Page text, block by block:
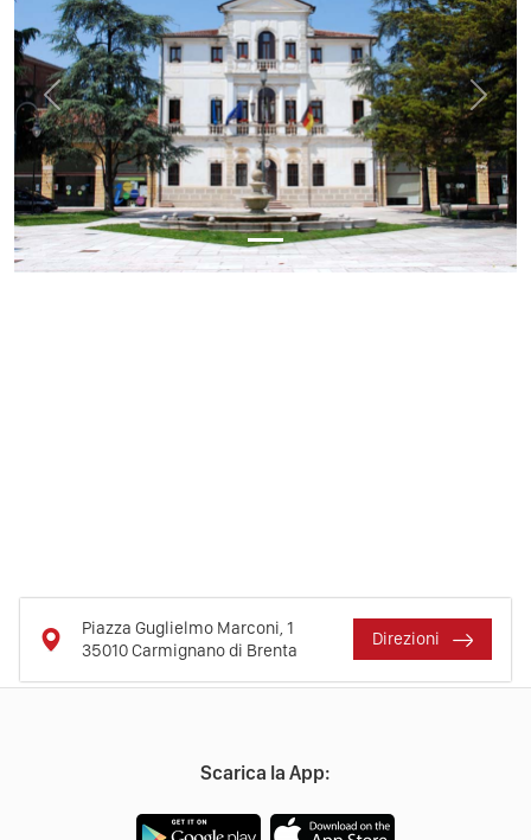
Previous Next
Piazza Guglielmo Marconi, 1
35010Carmignano di Brenta
Direzioni
Scarica la App: